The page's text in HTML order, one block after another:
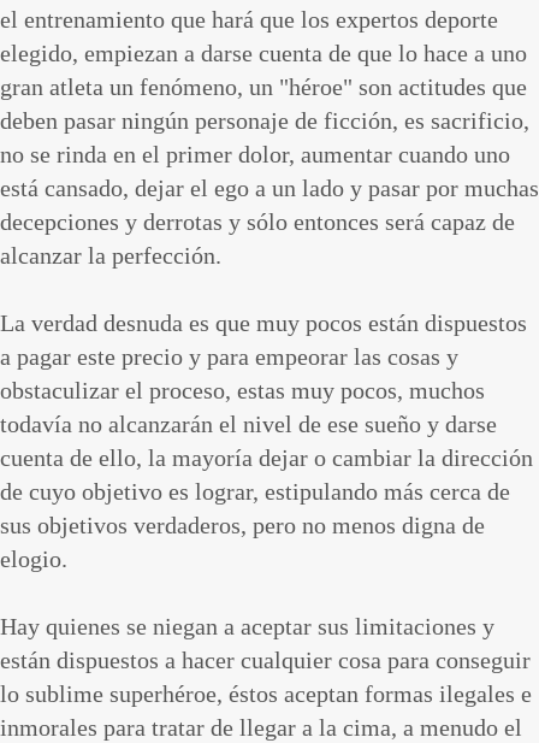
el entrenamiento que hará que los expertos deporte
elegido, empiezan a darse cuenta de que lo hace a uno
gran atleta un fenómeno, un "héroe" son actitudes que
deben pasar ningún personaje de ficción, es sacrificio,
no se rinda en el primer dolor, aumentar cuando uno
está cansado, dejar el ego a un lado y pasar por muchas
decepciones y derrotas y sólo entonces será capaz de
alcanzar la perfección.
La verdad desnuda es que muy pocos están dispuestos
a pagar este precio y para empeorar las cosas y
obstaculizar el proceso, estas muy pocos, muchos
todavía no alcanzarán el nivel de ese sueño y darse
cuenta de ello, la mayoría dejar o cambiar la dirección
de cuyo objetivo es lograr, estipulando más cerca de
sus objetivos verdaderos, pero no menos digna de
elogio.
Hay quienes se niegan a aceptar sus limitaciones y
están dispuestos a hacer cualquier cosa para conseguir
lo sublime superhéroe, éstos aceptan formas ilegales e
inmorales para tratar de llegar a la cima, a menudo el